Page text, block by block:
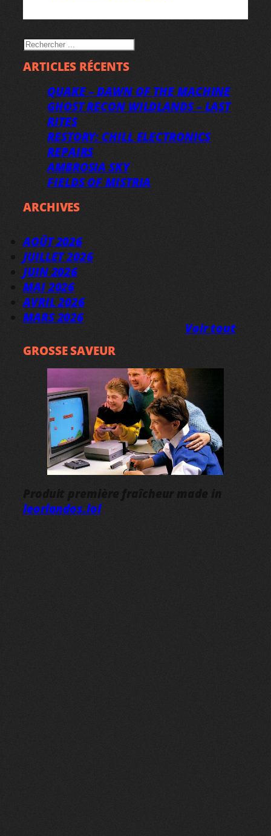
RECHERCHER
ARTICLES RÉCENTS
QUAKE – DAWN OF THE MACHINE
GHOST RECON WILDLANDS – LAST
RITES
RESTORY: CHILL ELECTRONICS
REPAIRS
AMBROSIA SKY
FIELDS OF MISTRIA
ARCHIVES
AOÛT 2026
JUILLET 2026
JUIN 2026
MAI 2026
AVRIL 2026
MARS 2026
Voir tout
GROSSE SAVEUR
Produit première fraîcheur made in
leorlandos.lol